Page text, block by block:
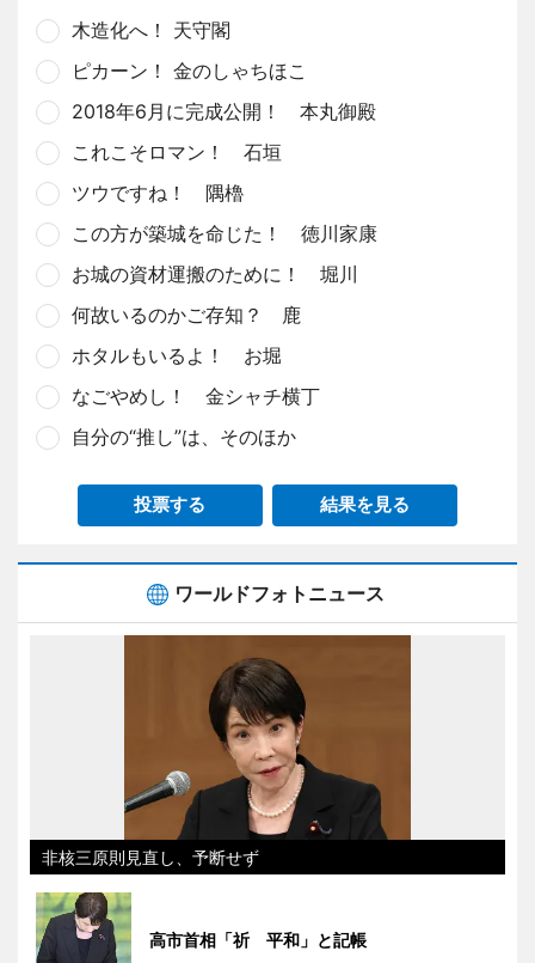
木造化へ！ 天守閣
ピカーン！ 金のしゃちほこ
2018年6月に完成公開！ 本丸御殿
これこそロマン！ 石垣
ツウですね！ 隅櫓
この方が築城を命じた！ 徳川家康
お城の資材運搬のために！ 堀川
何故いるのかご存知？ 鹿
ホタルもいるよ！ お堀
なごやめし！ 金シャチ横丁
自分の“推し”は、そのほか
投票する 結果を見る
ワールドフォトニュース
非核三原則見直し、予断せず
高市首相「祈 平和」と記帳